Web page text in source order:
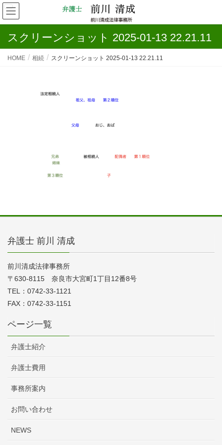
スクリーンショット 2025-01-13 22.21.11
HOME 相続 スクリーンショット 2025-01-13 22.21.11
弁護士 前川 清成
前川清成法律事務所
〒630-8115 奈良市大宮町1丁目12番8号
TEL：0742-33-1121
FAX：0742-33-1151
ページ一覧
弁護士紹介
弁護士費用
事務所案内
お問い合わせ
NEWS